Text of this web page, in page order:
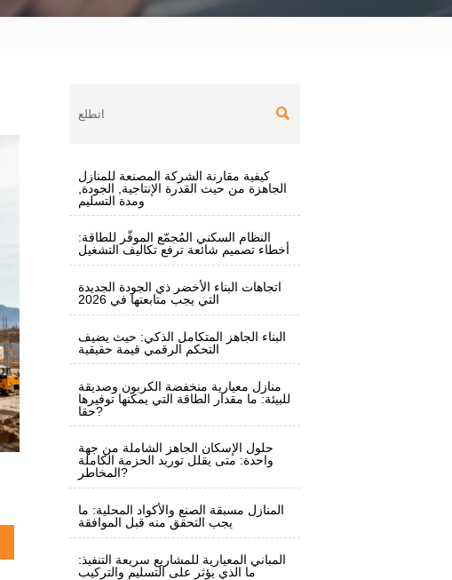

كيفية مقارنة الشركة المصنعة للمنازل
الجاهزة من حيث القدرة الإنتاجية, الجودة,
ومدة التسليم
النظام السكني المُجمّع الموفّر للطاقة:
أخطاء تصميم شائعة ترفع تكاليف التشغيل
اتجاهات البناء الأخضر ذي الجودة الجديدة
التي يجب متابعتها في 2026
البناء الجاهز المتكامل الذكي: حيث يضيف
التحكم الرقمي قيمة حقيقية
منازل معيارية منخفضة الكربون وصديقة
للبيئة: ما مقدار الطاقة التي يمكنها توفيرها
حقا?
حلول الإسكان الجاهز الشاملة من جهة
واحدة: متى يقلل توريد الحزمة الكاملة
المخاطر?
المنازل مسبقة الصنع والأكواد المحلية: ما
يجب التحقق منه قبل الموافقة
المباني المعيارية للمشاريع سريعة التنفيذ:
ما الذي يؤثر على التسليم والتركيب